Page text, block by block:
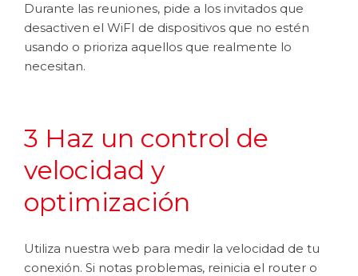
Durante las reuniones, pide a los invitados que
desactiven el WiFI de dispositivos que no estén
usando o prioriza aquellos que realmente lo
necesitan.
3 Haz un control de
velocidad y
optimización
Utiliza nuestra web para medir la velocidad de tu
conexión. Si notas problemas, reinicia el router o